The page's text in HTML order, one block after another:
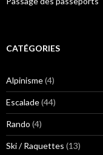
CATÉGORIES
Alpinisme(4)
Escalade(44)
Rando (4)
Ski / Raquettes (13)